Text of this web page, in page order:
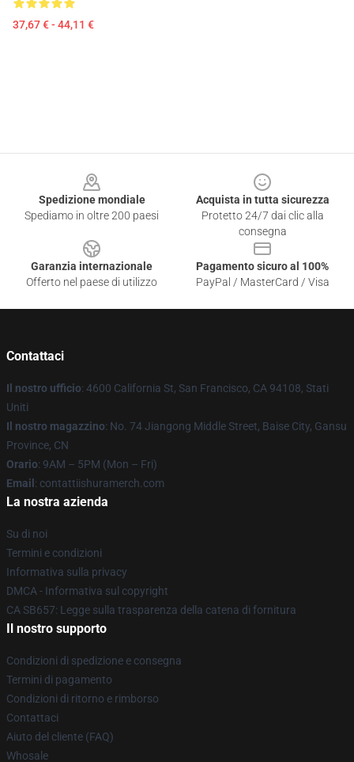
37,67 € - 44,11 €
Spedizione mondiale
Spediamo in oltre 200 paesi
Acquista in tutta sicurezza
Protetto 24/7 dai clic alla
consegna
Garanzia internazionale
Offerto nel paese di utilizzo
Pagamento sicuro al 100%
PayPal / MasterCard / Visa
Contattaci
Il nostro ufficio: 4600 California St, San Francisco, CA 94108, Stati
Uniti
Il nostro magazzino: No. 74 Jiangong Middle Street, Baise City, Gansu
Province, CN
Orario: 9AM – 5PM (Mon – Fri)
Email : contattiishuramerch.com
La nostra azienda
Su di noi
Termini e condizioni
Informativa sulla privacy
DMCA - Informativa sul copyright
CA SB657: Legge sulla trasparenza della catena di fornitura
Il nostro supporto
Condizioni di spedizione e consegna
Termini di pagamento
Condizioni di ritorno e rimborso
Contattaci
Aiuto del cliente (FAQ)
Whosale